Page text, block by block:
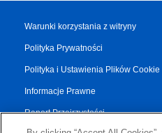
Warunki korzystania z witryny
Polityka Prywatności
Polityka i Ustawienia Plików Cookie
Informacje Prawne
Raport Przejrzystości